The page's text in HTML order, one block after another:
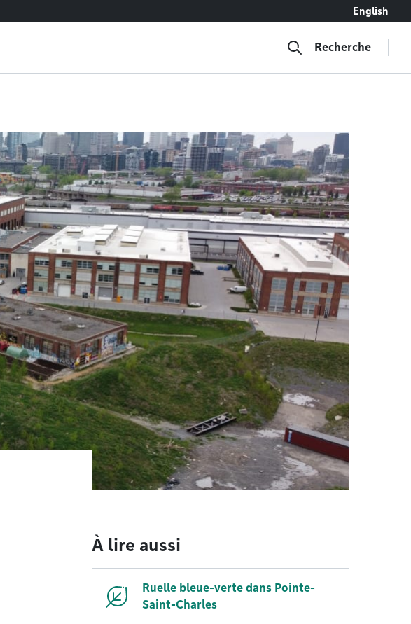
English
Recherche
À lire aussi
Ruelle bleue-verte dans Pointe-
Saint-Charles